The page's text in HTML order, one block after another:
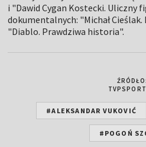
i "Dawid Cygan Kostecki.
dokumentalnych: "Michał
"Diablo. Prawdziwa historia".
ŹRÓDŁO:
#ALEKSANDAR VUKOVIĆ
#POGOŃ